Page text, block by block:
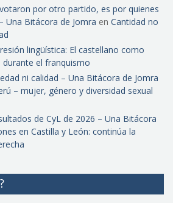
por otro partido, es por quienes
Una Bitácora de Jomra en Cantidad no
lingüística: El castellano como
el franquismo
ni calidad – Una Bitácora de Jomra
– mujer, género y diversidad sexual
de CyL de 2026 – Una Bitácora
en Castilla y León: continúa la